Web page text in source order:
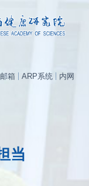
邮箱 ARP系统 内网
当